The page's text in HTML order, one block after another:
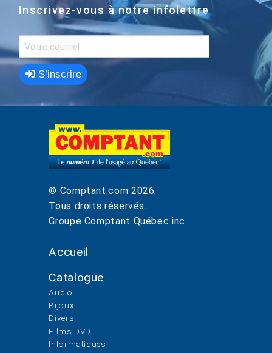
Inscrivez-vous à notre infolettre
S’inscrire
© Comptant.com 2026.
Tous droits réservés.
Groupe Comptant Québec inc.
Accueil
Catalogue
Audio
Bijoux
Divers
Films DVD
Informatiques